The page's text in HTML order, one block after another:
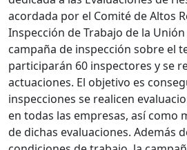
acordada por el Comité de Altos
Inspección de Trabajo de la Unión
campaña de inspección sobre el
participarán 60 inspectores y se
actuaciones. El objetivo es
inspecciones se realicen
en todas las empresas, así como
de dichas evaluaciones. Además